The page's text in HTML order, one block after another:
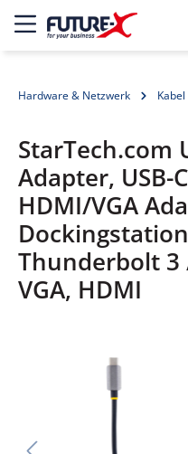
Hardware & Netzwerk
StarTech.com
Adapter, USB-
HDMI/VGA
Thunderbolt
VGA, HDMI
Bildergalerie